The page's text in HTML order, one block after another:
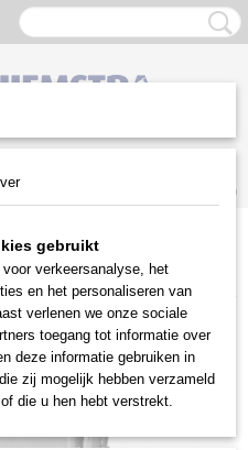
(0)
>Husqvarna
480
gebruikt
verkeersanalyse, het
en het personaliseren van
verlenen we onze sociale
toegang tot informatie over
deze informatie gebruiken in
zij mogelijk hebben verzameld
die u hen hebt verstrekt.